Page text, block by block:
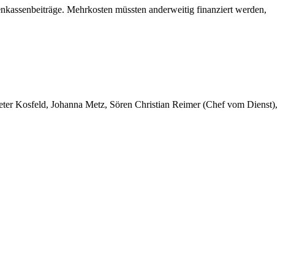
Mehrkosten müssten anderweitig finanziert werden,
Kosfeld, Johanna Metz, Sören Christian Reimer (Chef vom Dienst),